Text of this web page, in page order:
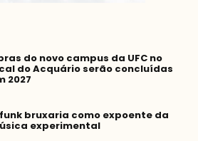
do novo campus da UFC no
do Acquário serão concluídas
2027
bruxaria como expoente da
experimental